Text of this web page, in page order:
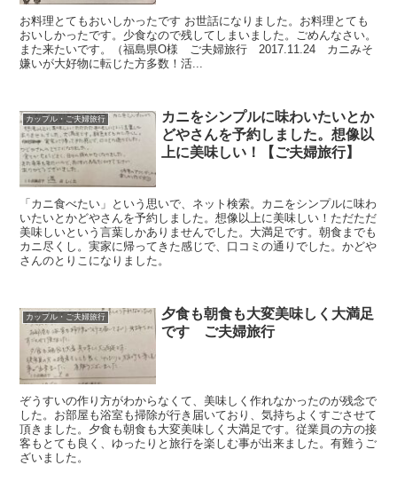
お料理とてもおいしかったです お世話になりました。お料理とても
おいしかったです。少食なので残してしまいました。ごめんなさい。
また来たいです。（福島県O様 ご夫婦旅行 2017.11.24 カニみそ
嫌いが大好物に転じた方多数！活...
カップル・ご夫婦旅行
カニをシンプルに味わいたいとか
どやさんを予約しました。想像以
上に美味しい！【ご夫婦旅行】
「カニ食べたい」という思いで、ネット検索。カニをシンプルに味わ
いたいとかどやさんを予約しました。想像以上に美味しい！ただただ
美味しいという言葉しかありませんでした。大満足です。朝食までも
カニ尽くし。実家に帰ってきた感じで、口コミの通りでした。かどや
さんのとりこになりました。
カップル・ご夫婦旅行
夕食も朝食も大変美味しく大満足
です ご夫婦旅行
ぞうすいの作り方がわからなくて、美味しく作れなかったのが残念で
した。お部屋も浴室も掃除が行き届いており、気持ちよくすごさせて
頂きました。夕食も朝食も大変美味しく大満足です。従業員の方の接
客もとても良く、ゆったりと旅行を楽しむ事が出来ました。有難うご
ざいました。